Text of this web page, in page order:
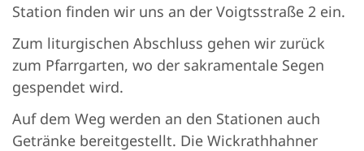
Station finden wir uns an der Voigtsstraße 2 ein.
Zum liturgischen Abschluss gehen wir zurück
zum Pfarrgarten, wo der sakramentale Segen
gespendet wird.
Auf dem Weg werden an den Stationen auch
Getränke bereitgestellt. Die Wickrathhahner